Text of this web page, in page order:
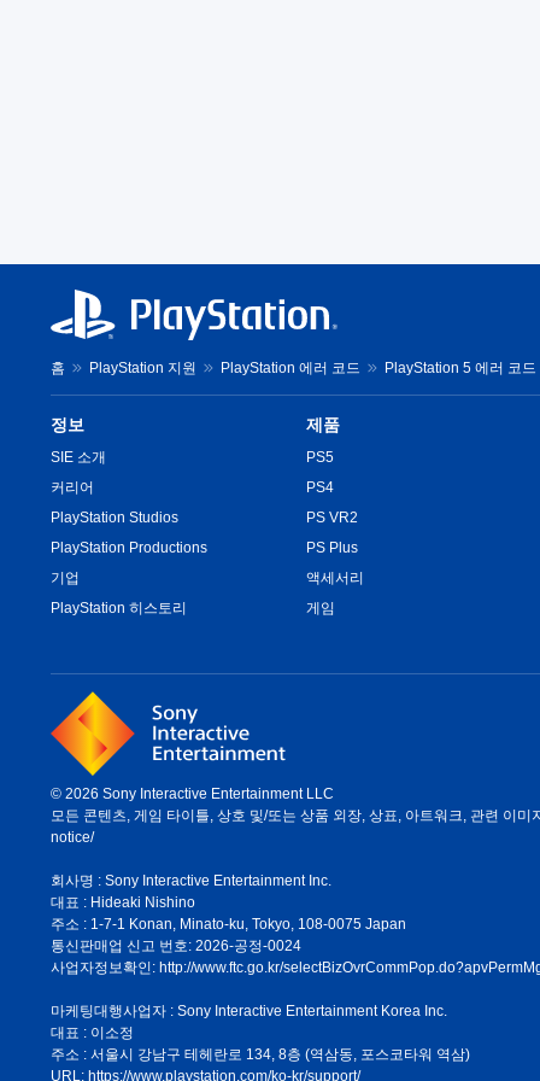
홈 PlayStation 지원 PlayStation 에러 코드 PlayStation 5 에러 코드
정보
SIE 소개
커리어
PlayStation Studios
PlayStation Productions
기업
PlayStation 히스토리
제품
PS5
PS4
PS VR2
PS Plus
액세서리
게임
© 2026 Sony Interactive Entertainment LLC
모든 콘텐츠, 게임 타이틀, 상호 및/또는 상품 외장, 상표, 아트워크, 관련 이
notice/
회사명 : Sony Interactive Entertainment Inc.
대표 : Hideaki Nishino
주소 : 1-7-1 Konan, Minato-ku, Tokyo, 108-0075 Japan
통신판매업 신고 번호: 2026-공정-0024
사업자정보확인: http://www.ftc.go.kr/
마케팅대행사업자 : Sony Interactive Entertainment Korea Inc.
대표 : 이소정
주소 : 서울시 강남구 테헤란로 134, 8층 (역삼동, 포스코타워 역삼)
URL: https://www.playstation.com/ko-kr/support/